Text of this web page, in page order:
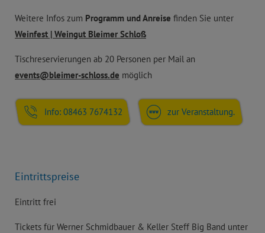
Weitere Infos zum Programm und Anreise finden Sie unter
Weinfest | Weingut Bleimer Schloß
Tischreservierungen ab 20 Personen per Mail an
events@bleimer-schloss.de möglich
Info: 08463 7674132 zur Veranstaltung.
Eintrittspreise
Eintritt frei
Tickets für Werner Schmidbauer & Keller Steff Big Band unter